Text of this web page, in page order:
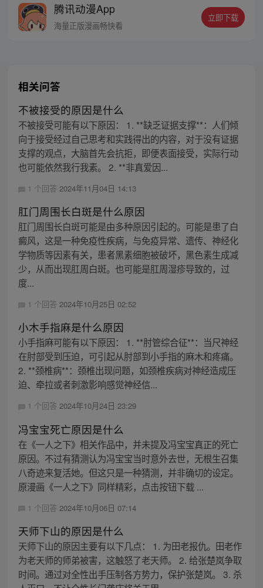
腾讯动漫App
海量正版漫画畅快看
立即下载
相关问答
不被接受的原因是什么
不被接受可能有以下原因： 1. **缺乏证据支撑**：人们倾
向于接受经过自己思考和实践得出的内容，对于没有证据
支撑的观点，大脑首先会抗拒，即便表面接受，实际行动
也可能依然我行我素。 2. **非真爱因...
1 个回答 2024年11月04日 14:13
肛门周围长白斑是什么原因
肛门周围长白斑可能是由多种原因引起的。可能是患了白
癜风，这是一种免疫性疾病，与免疫异常、遗传、神经化
学物质等因素有关，患者黑素细胞被破坏，黑色素生成减
少，从而出现肛周白斑。也可能是肛周湿疹导致的，过
度...
1 个回答 2024年10月25日 02:52
小木手指麻是什么原因
小手指麻可能有以下原因： 1. **肘管综合征**：当尺神经
在肘部受到压迫，可引起从肘部到小手指的麻木和疼痛。
2. **颈椎病**：颈椎出现问题，如颈椎疾病对神经造成压
迫、牵拉或者刺激影响感觉神经信...
1 个回答 2024年10月24日 23:29
冯宝宝死亡原因是什么
在《一人之下》相关作品中，并未提及冯宝宝真正的死亡
原因。不过有猜测认为冯宝宝当时意外去世，无根生召集
八奇迹来复活她。但这只是一种猜测，并非确切的设定。
原漫画《一人之下》同样精彩，点击按钮下载 ...
1 个回答 2024年10月06日 07:14
天师下山的原因是什么
天师下山的原因主要有以下几点： 1. 为田老报仇。田老作
为老天师的师弟被害，这触怒了老天师。 2. 给张楚岚争取
时间。通过对全性出手压制各方势力，保护张楚岚。 3. 杀